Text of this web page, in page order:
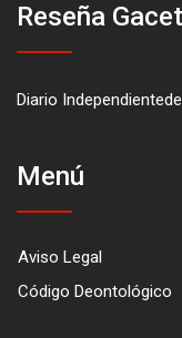
Reseña
Diario
Menú
Aviso Legal
Código Deontológico